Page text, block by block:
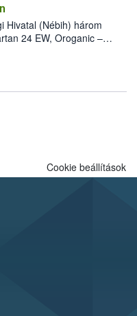
Hivatal (Nébih) három
24 EW, Oroganic –
a szüretet követően,
stádiumáig
a károsító elleni további
termesztésben is
Cookie beállítások